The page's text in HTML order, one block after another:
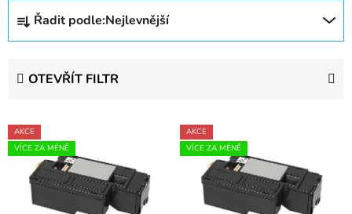
Ř
z
n
p
r
Řadit podle:Nejlevnější
OTEVŘÍT FILTR
V
ý
AKCE
VÍCE ZA MÉNĚ
AKCE
VÍCE ZA MÉNĚ